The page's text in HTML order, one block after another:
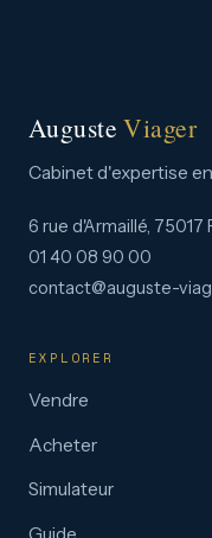
AugusteViager
Cabinet d'expertise
6 rue d'Armaillé, 75017
01 40 08 90 00
contact@auguste-
EXPLORER
Vendre
Acheter
Simulateur
Guide